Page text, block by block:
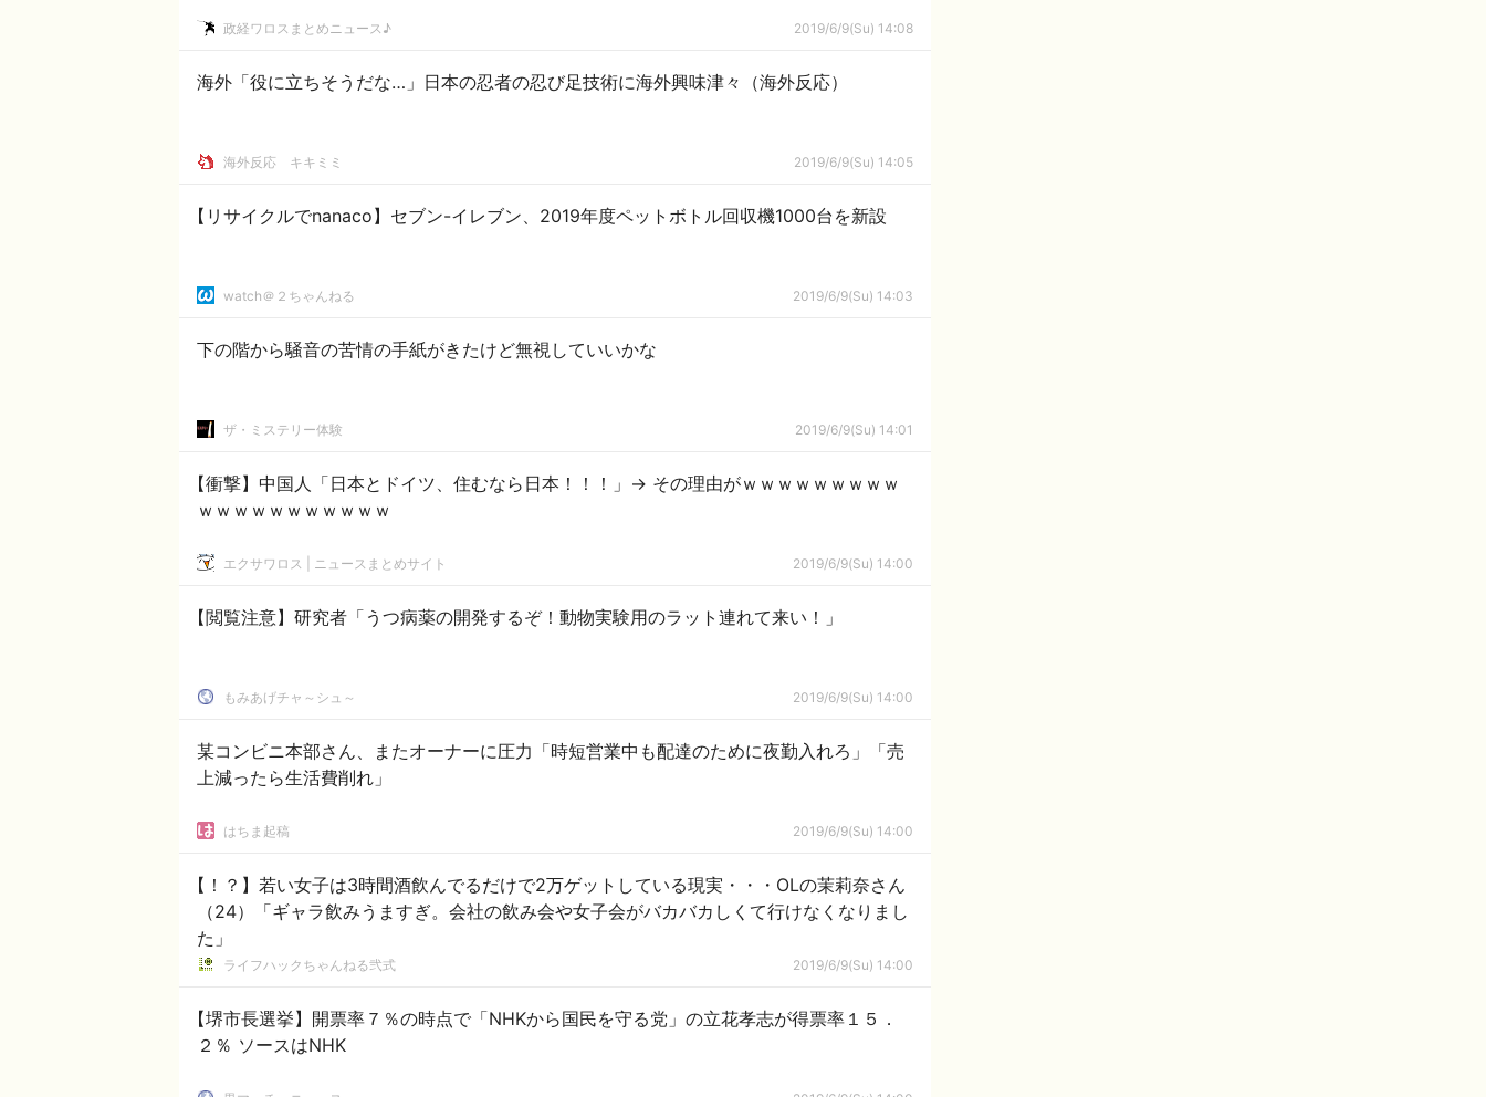
政経ワロスまとめニュース♪ 2019/6/9(Su) 14:08
海外「役に立ちそうだな…」日本の忍者の忍び足技術に海外興味津々（海外反応）
­海外反応 キキミミ 2019/6/9(Su) 14:05
【リサイクルでnanaco】セブン-イレブン、2019年度ペットボトル回収機1000台を新設
watch＠２ちゃんねる 2019/6/9(Su) 14:03
下の階から騒音の苦情の手紙がきたけど無視していいかな
ザ・ミステリー体験 2019/6/9(Su) 14:01
【衝撃】中国人「日本とドイツ、住むなら日本！！！」→ その理由がｗｗｗｗｗｗｗｗｗ
ｗｗｗｗｗｗｗｗｗｗｗ
エクサワロス | ニュースまとめサイト 2019/6/9(Su) 14:00
【閲覧注意】研究者「うつ病薬の開発するぞ！動物実験用のラット連れて来い！」
もみあげチャ～シュ～ 2019/6/9(Su) 14:00
某コンビニ本部さん、またオーナーに圧力「時短営業中も配達のために夜勤入れろ」「売
上減ったら生活費削れ」
はちま起稿 2019/6/9(Su) 14:00
【！？】若い女子は3時間酒飲んでるだけで2万ゲットしている現実・・・OLの茉莉奈さん
（24）「ギャラ飲みうますぎ。会社の飲み会や女子会がバカバカしくて行けなくなりまし
た」
ライフハックちゃんねる弐式 2019/6/9(Su) 14:00
【堺市長選挙】開票率７％の時点で「NHKから国民を守る党」の立花孝志が得票率１５．
２％ ソースはNHK